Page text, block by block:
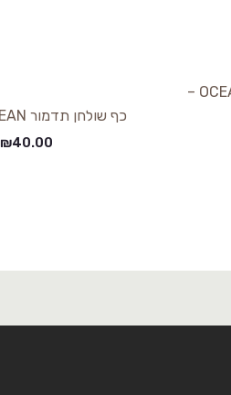
מוקה/אספרסו תדמור OCEAN –
כף שולחן תדמור OCEAN – תריסר
₪40.00